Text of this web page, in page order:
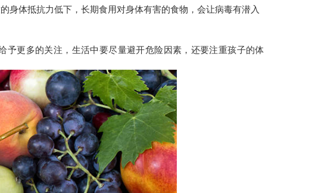
身体抵抗力低下，长期食用对身体有害的食物，会让病毒有潜入
更多的关注，生活中要尽量避开危险因素，还要注重孩子的体